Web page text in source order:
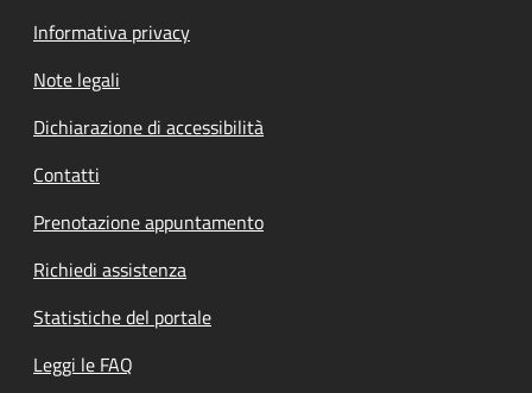
Informativa privacy
Note legali
Dichiarazione di accessibilità
Contatti
Prenotazione appuntamento
Richiedi assistenza
Statistiche del portale
Leggi le FAQ